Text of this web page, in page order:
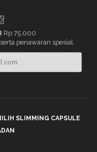
Rp 75.000
penawaran spesial.
SLIMMING CAPSULE